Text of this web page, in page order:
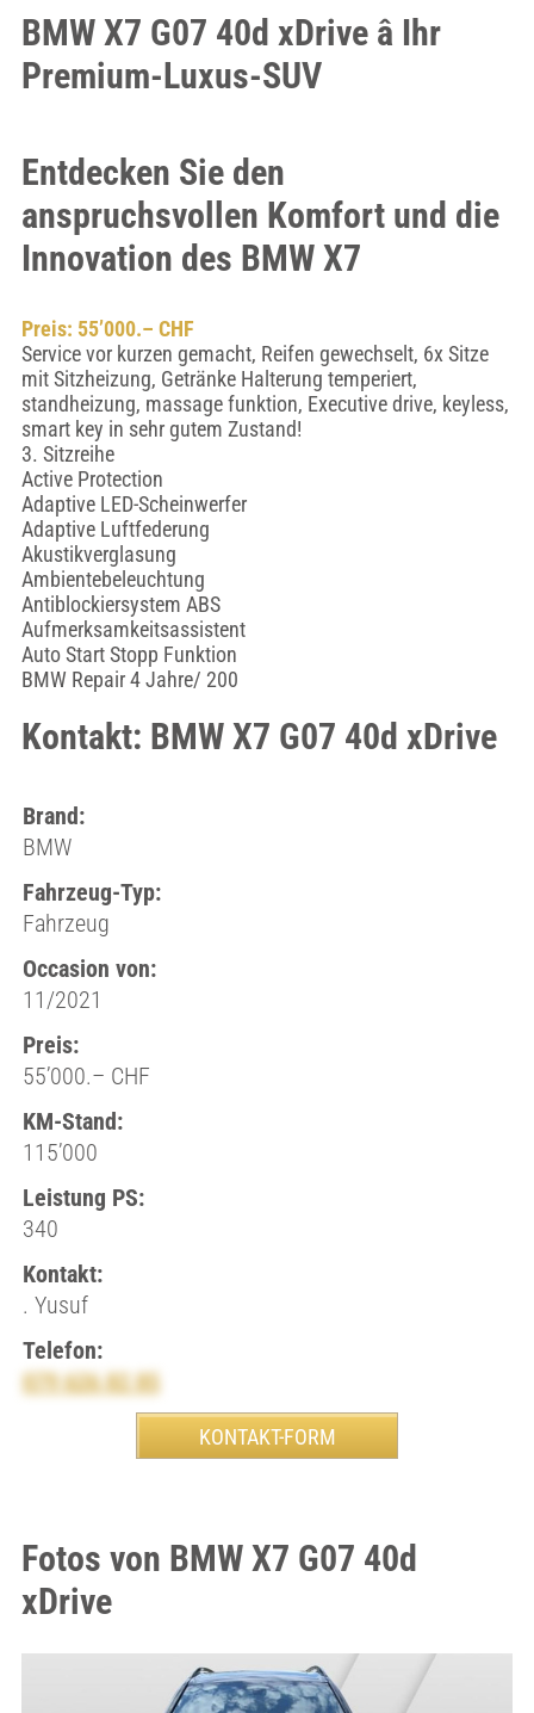
BMW X7 G07 40d xDrive â Ihr
Premium-Luxus-SUV
Entdecken Sie den
anspruchsvollen Komfort und die
Innovation des BMW X7
Preis: 55’000.– CHF
Service vor kurzen gemacht, Reifen gewechselt, 6x Sitze
mit Sitzheizung, Getränke Halterung temperiert,
standheizung, massage funktion, Executive drive, keyless,
smart key in sehr gutem Zustand!
3. Sitzreihe
Active Protection
Adaptive LED-Scheinwerfer
Adaptive Luftfederung
Akustikverglasung
Ambientebeleuchtung
Antiblockiersystem ABS
Aufmerksamkeitsassistent
Auto Start Stopp Funktion
BMW Repair 4 Jahre/ 200
Kontakt: BMW X7 G07 40d xDrive
Brand:
BMW
Fahrzeug-Typ:
Fahrzeug
Occasion von:
11/2021
Preis:
55’000.– CHF
KM-Stand:
115’000
Leistung PS:
340
Kontakt:
. Yusuf
Telefon:
079 626 82 85
Fotos von BMW X7 G07 40d
xDrive